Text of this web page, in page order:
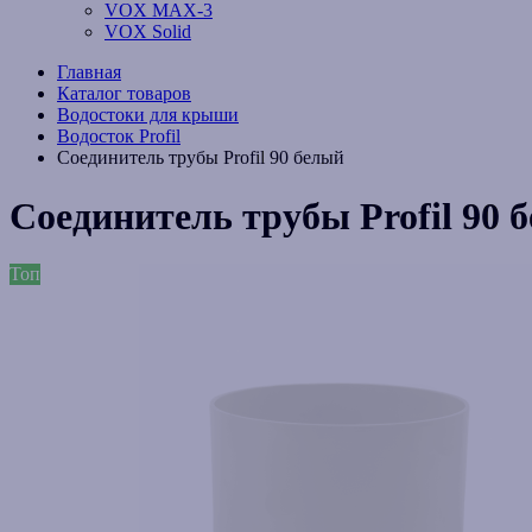
VOX MAX-3
VOX Solid
Главная
Каталог товаров
Водостоки для крыши
Водосток Profil
Соединитель трубы Profil 90 белый
Соединитель трубы Profil 90
Топ